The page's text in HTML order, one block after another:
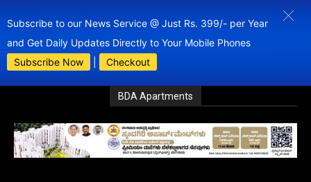
Subscribe to our News Service @ Just Rs. 399/- per Year
and Get Daily Updates Directly to Your Mobile Phones
Subscribe Now
Checkout
BDA Apartments